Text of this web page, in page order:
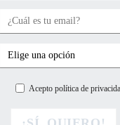
Acepto política de